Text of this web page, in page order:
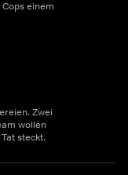
einem
Zwei
wollen
steckt.